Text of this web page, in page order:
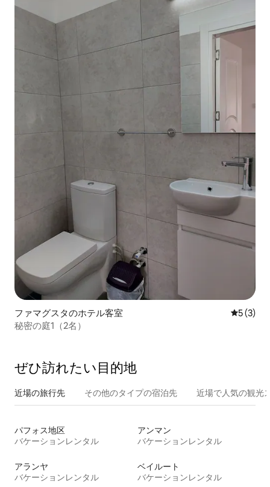
ファマグスタのホテル客室 レビュー
5 (3)
秘密の庭1（2名）
ぜひ訪⁠れ⁠た⁠い目⁠的⁠地
近場の旅行先 その他のタ⁠イ⁠プ⁠の宿⁠泊⁠先 近場で人気の観光
パフォス地区
バケーションレンタル
アンマン
バケーションレンタル
アランヤ
バケーションレンタル
ベイルート
バケーションレンタル